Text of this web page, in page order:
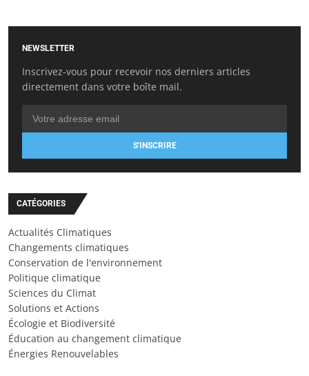
NEWSLETTER
Inscrivez-vous pour recevoir nos derniers articles
directement dans votre boîte mail.
S'INSCRIRE
CATÉGORIES
Actualités Climatiques
Changements climatiques
Conservation de l'environnement
Politique climatique
Sciences du Climat
Solutions et Actions
Écologie et Biodiversité
Éducation au changement climatique
Énergies Renouvelables